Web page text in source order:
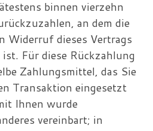
binnen vierzehn
an dem die
Widerruf dieses Vertrags
Für diese Rückzahlung
Zahlungsmittel, das Sie
Transaktion eingesetzt
Ihnen wurde
vereinbart; in